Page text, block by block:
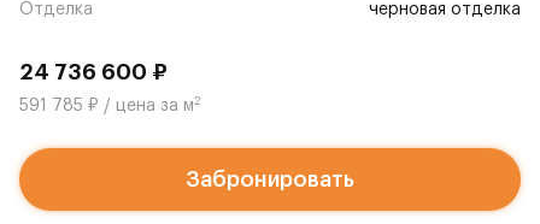
Отделка черновая отделка
24 736 600 ₽
591 785 ₽ / цена за м2
Забронировать